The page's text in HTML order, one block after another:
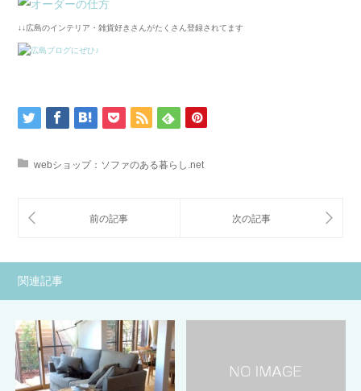
↓↓広島のインテリア・雑貨好きさんがたくさん登録されてます
webショップ：ソファのある暮らし.net
関連記事